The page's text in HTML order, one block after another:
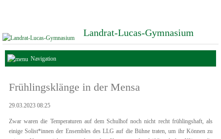
Landrat-Lucas-Gymnasium
Navigation
Frühlingsklänge in der Mensa
29.03.2023 08:25
Zwar waren die Temperaturen auf dem Schulhof noch nicht recht frühlingshaft, als
einige Solist*innen der Ensembles des LLG auf die Bühne traten, um ihr Können zu